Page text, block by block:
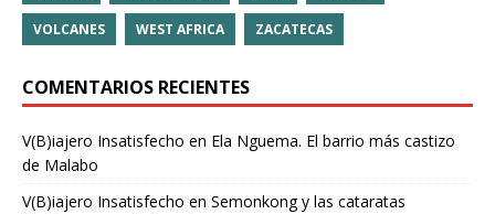
VOLCANES WEST AFRICA ZACATECAS
COMENTARIOS RECIENTES
V(B)iajero Insatisfecho en Ela Nguema. El barrio más castizo
de Malabo
V(B)iajero Insatisfecho en Semonkong y las cataratas